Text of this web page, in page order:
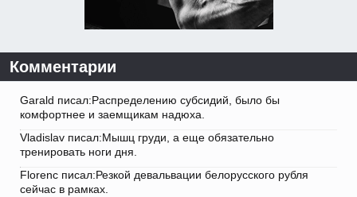
Комментарии
Garald писал:Распределению субсидий, было бы
комфортнее и заемщикам надюха.
Vladislav писал:Мышц груди, а еще обязательно
тренировать ноги дня.
Florenc писал:Резкой девальвации белорусского рубля
сейчас в рамках.